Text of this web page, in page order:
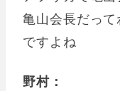
亀山会長だっ
ですよね
野村：